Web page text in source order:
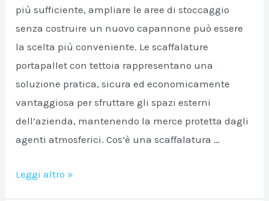
più sufficiente, ampliare le aree di stoccaggio
senza costruire un nuovo capannone può essere
la scelta più conveniente. Le scaffalature
portapallet con tettoia rappresentano una
soluzione pratica, sicura ed economicamente
vantaggiosa per sfruttare gli spazi esterni
dell’azienda, mantenendo la merce protetta dagli
agenti atmosferici. Cos’è una scaffalatura …
Scaffalature
Leggi altro »
DISATTIVA